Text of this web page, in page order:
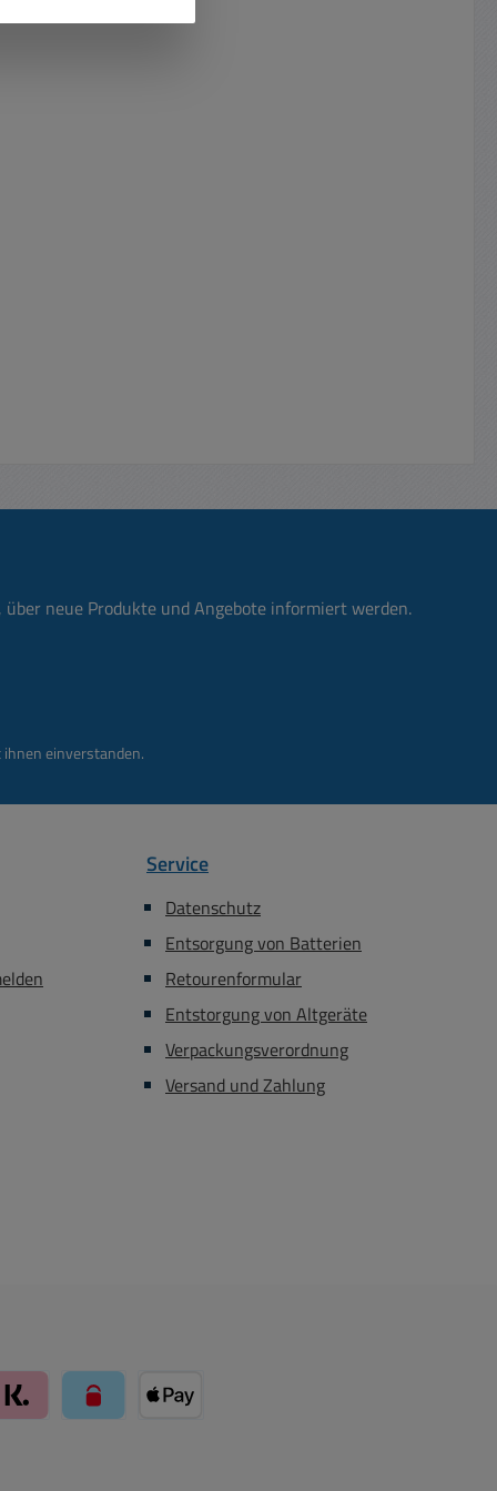
neue Produkte und Angebote informiert werden.
einverstanden.
Service
Datenschutz
Entsorgung von Batterien
Retourenformular
Entstorgung von Altgeräte
Verpackungsverordnung
Versand und Zahlung